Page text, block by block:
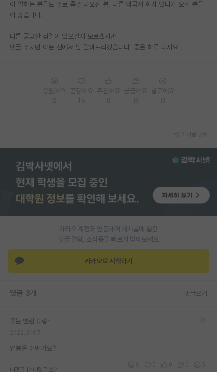
이 일하는 분들도 주로 좀 살다오신 분, 다른 외국계 회사 있다가 오신 분들
이 많습니다.
다른 궁금한 점? 이 있으실지 모르겠지만
댓글 주시면 아는 선에서 답 달아드리겠습니다. 좋은 하루 되세요.
카카오 계정과 연동하여 게시글에 달린
댓글 알람, 소식등을 빠르게 받아보세요
카카오로 시작하기
댓글 3개 댓글쓰기
웃는 앨런 튜링
연봉은 어떤가요?
대댓글 1개 대댓글 쓰기